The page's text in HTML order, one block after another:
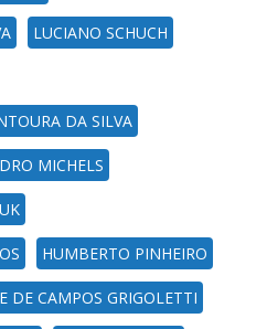
LUCIANO SCHUCH
DA SILVA
MICHELS
HUMBERTO PINHEIRO
DE CAMPOS GRIGOLETTI